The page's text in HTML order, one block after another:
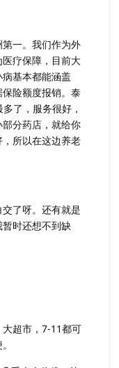
一。我们作为外
疗保障，目前大
基本都能涵盖
险额度报销。泰
了，服务很好，
分药店，就给你
所以在这边养老
了呀。还有就是
时还想不到缺
超市，7-11都可